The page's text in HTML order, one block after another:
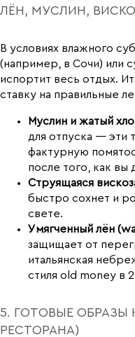
ЛЁН, МУСЛИН,
В условиях влажного
(например, в Сочи) или
испортит весь отдых.
ставку на правильные
Муслин и жатый
для отпуска — эти
фактурную
после того, как вы
Струящаяся
быстро сохнет и
свете.
Умягченный лён
защищает от
итальянская
стиля old money в
5. ГОТОВЫЕ ОБРАЗЫ
РЕСТОРАНА)